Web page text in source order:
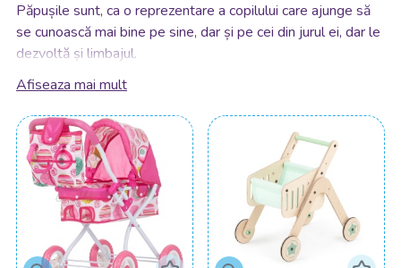
Păpușile sunt, ca o reprezentare a copilului care ajunge să
se cunoască mai bine pe sine, dar și pe cei din jurul ei, dar le
dezvoltă și limbajul.
Fiecare interacțiune sau dialog creat cu ajutorul unei păpuși
fetite, va duce copilul spre o nouă descoperire a nevoilor și
curiozităților proprii.
Papusi fetite frumoase
Afiseaza mai mult